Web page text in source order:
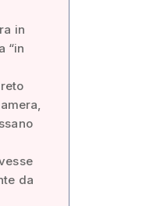
in
“in
da